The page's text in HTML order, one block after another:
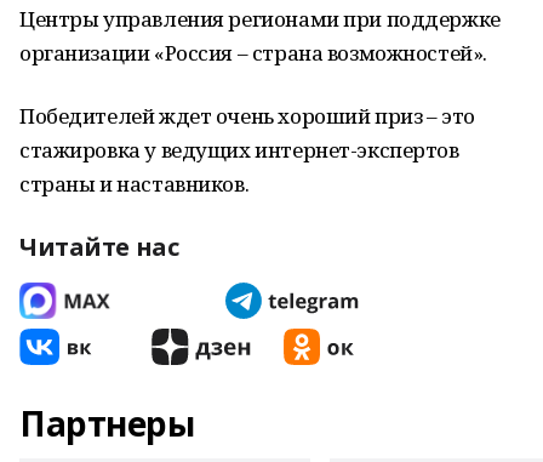
Центры управления регионами при поддержке
организации «Россия – страна возможностей».
Победителей ждет очень хороший приз – это
стажировка у ведущих интернет-экспертов
страны и наставников.
Читайте нас
Партнеры